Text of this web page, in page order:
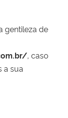
gentileza de
, caso
a sua